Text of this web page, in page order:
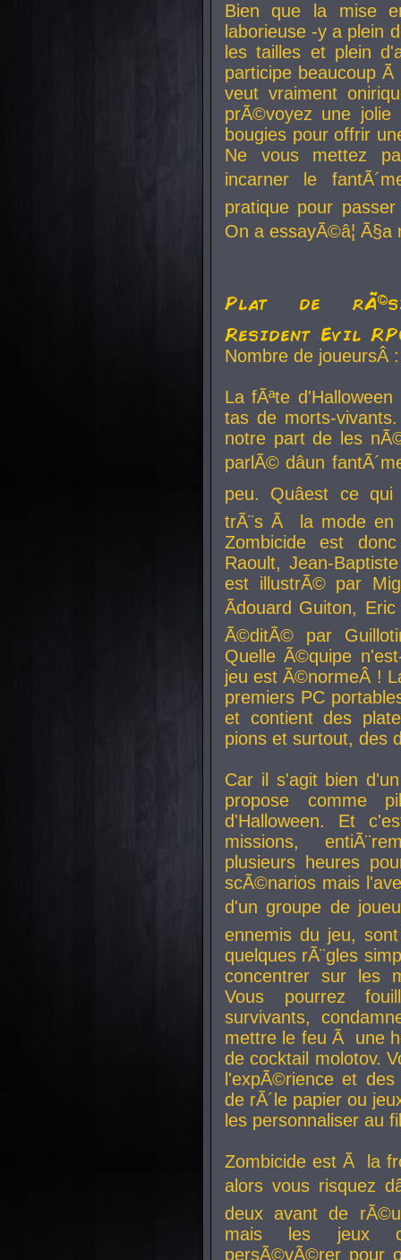
Bien que la mise
laborieuse -y a plein
les tailles et plein
participe beaucoup
veut vraiment
prÃ©voyez une
bougies pour offrir
Ne vous mettez
incarner le
pratique pour
On a essayÃ©â¦
Plat de
Resident Evil
Nombre de
La fÃªte
tas de morts-
notre part de les
parlÃ© dâun
peu. Quâest ce
trÃ¨s Ã la mode en
Zombicide est
Raoult, Jean-
est illustrÃ© par
Ãdouard Guiton,
Ã©ditÃ© par
Quelle Ã©quipe
jeu est Ã©normeÂ !
premiers PC
et contient des
pions et surtout, des
Car il s'agit bien
propose comme
d'Halloween. Et
missions,
plusieurs heures
scÃ©narios mais
d'un groupe de
ennemis du jeu,
quelques rÃ¨gles
concentrer sur les
Vous pourrez
survivants,
mettre le feu Ã une
de cocktail molotov.
l'expÃ©rience et
de rÃ´le papier ou
les personnaliser au
Zombicide est Ã la
alors vous risquez
deux avant de
mais les jeux
persÃ©vÃ©rer pour